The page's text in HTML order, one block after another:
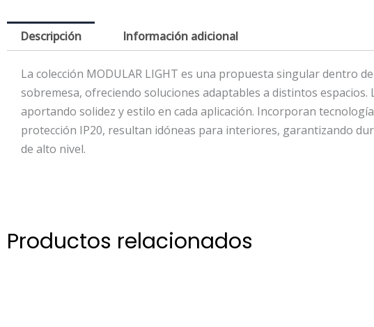
Descripción Información adicional
La colección MODULAR LIGHT es una propuesta singular dentro
sobremesa, ofreciendo soluciones adaptables a distintos
aportando solidez y estilo en cada aplicación. Incorporan
protección IP20, resultan idóneas para interiores, garantizando
de alto nivel.
Productos relacionados